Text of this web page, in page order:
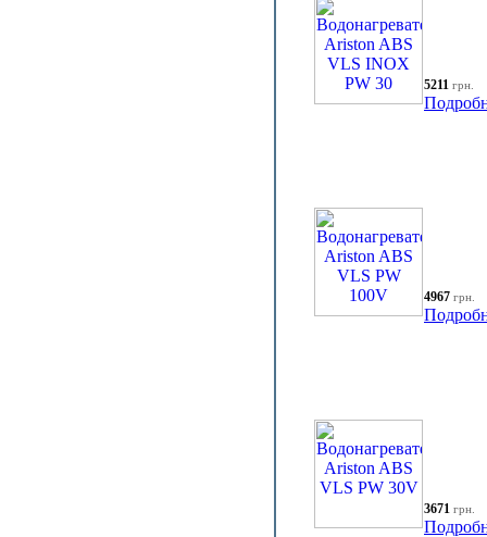
5211 грн.
4967 грн.
3671 грн.